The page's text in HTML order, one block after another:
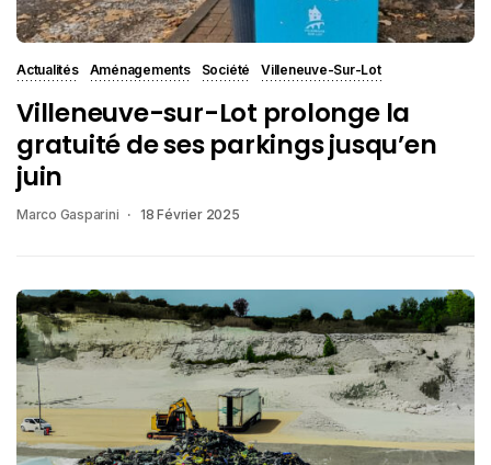
Actualités Aménagements Société Villeneuve-Sur-Lot
Villeneuve-sur-Lot prolonge la
gratuité de ses parkings jusqu’en
juin
Marco Gasparini 18 Février 2025